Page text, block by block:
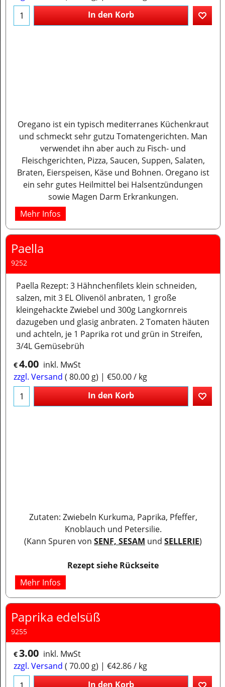
In den Korb
Oregano ist ein typisch mediterranes Küchenkraut
und schmeckt sehr gutzu Tomatengerichten. Man
verwendet ihn aber auch zu Fisch- und
Fleischgerichten, Pizza, Saucen, Suppen, Salaten,
Braten, Eierspeisen, Käse und Bohnen. Oregano ist
ein sehr gutes Heilmittel bei Halsentzündungen
sowie Magen Darm Erkrankungen.
Mehr Infos
Paella
9252
Paella Rezept: 3 Hähnchenfilets klein schneiden,
salzen, mit 3 EL Olivenöl anbraten, 1 große
kleingehackte Zwiebel und 300g Langkornreis
dazugeben und glasig anbraten. 2 Tomaten häuten
und achteln, je 1 Paprika rot und grün in Streifen,
3/4L Gemüsebrüh
€4.00 inkl. MwSt
zzgl. Versand
80.00 g €50.00/ kg
In den Korb
Zutaten: Zwiebeln Kurkuma, Paprika, Pfeffer,
Knoblauch und Petersilie.
(Kann Spuren von SENF, SESAM und SELLERIE)
Rezept siehe Rückseite
Mehr Infos
Paprika edelsüß
9255
€3.00 inkl. MwSt
zzgl. Versand
70.00 g €42.86/ kg
In den Korb